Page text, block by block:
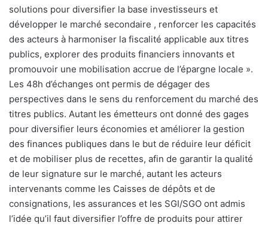
solutions pour diversifier la base investisseurs et
développer le marché secondaire , renforcer les capacités
des acteurs à harmoniser la fiscalité applicable aux titres
publics, explorer des produits financiers innovants et
promouvoir une mobilisation accrue de l’épargne locale ».
Les 48h d’échanges ont permis de dégager des
perspectives dans le sens du renforcement du marché des
titres publics. Autant les émetteurs ont donné des gages
pour diversifier leurs économies et améliorer la gestion
des finances publiques dans le but de réduire leur déficit
et de mobiliser plus de recettes, afin de garantir la qualité
de leur signature sur le marché, autant les acteurs
intervenants comme les Caisses de dépôts et de
consignations, les assurances et les SGI/SGO ont admis
l’idée qu’il faut diversifier l’offre de produits pour attirer